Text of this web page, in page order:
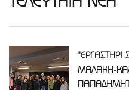
ΜΑΛΑΚΗ-